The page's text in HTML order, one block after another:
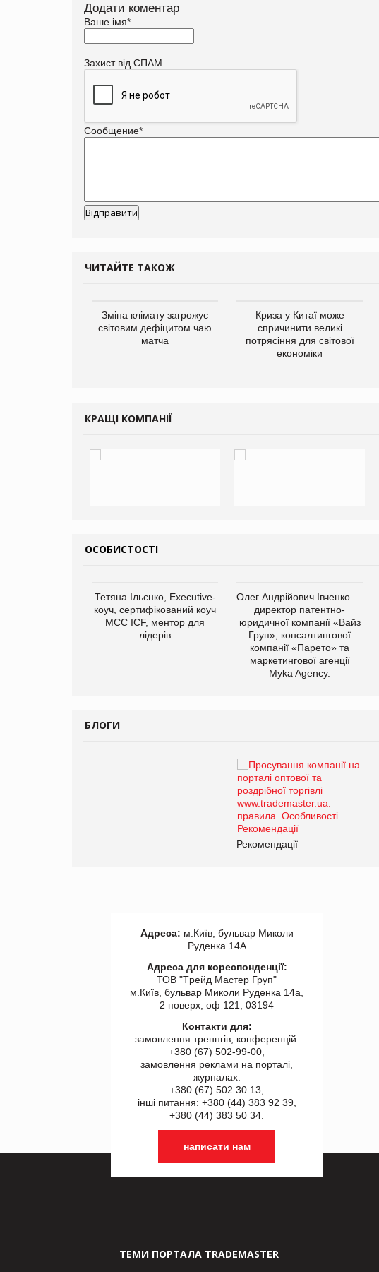
Додати коментар
Ваше імя*
Захист від СПАМ
Сообщение*
ЧИТАЙТЕ ТАКОЖ
Зміна клімату загрожує
світовим дефіцитом чаю
матча
Криза у Китаї може
спричинити великі
потрясіння для світової
економіки
КРАЩІ КОМПАНІЇ
ОСОБИСТОСТІ
Тетяна Ільєнко, Executive-
коуч, сертифікований коуч
МСС ICF, ментор для
лідерів
Олег Андрійович Івченко —
директор патентно-
юридичної компанії «Вайз
Груп», консалтингової
компанії «Парето» та
маркетингової агенції
Myka Agency.
БЛОГИ
Рекомендації
Адреса: м.Київ, бульвар Миколи
Руденка 14А
Адреса для кореспонденції:
ТОВ "Tрейд Мастер Груп"
м.Київ, бульвар Миколи Руденка 14а,
2 поверх, оф 121, 03194
Контакти для:
замовлення треннгів, конференцій:
+380 (67) 502-99-00,
замовлення реклами на порталі,
журналах:
+380 (67) 502 30 13,
інші питання: +380 (44) 383 92 39,
+380 (44) 383 50 34.
написати нам
ТЕМИ ПОРТАЛА TRADEMASTER